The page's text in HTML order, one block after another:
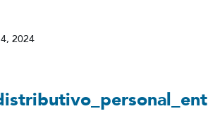
2024